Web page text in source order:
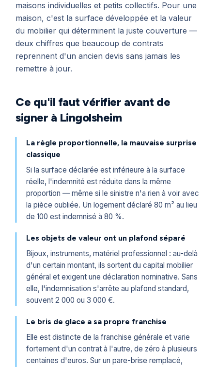
maisons individuelles et petits collectifs. Pour une
maison, c'est la surface développée et la valeur
du mobilier qui déterminent la juste couverture —
deux chiffres que beaucoup de contrats
reprennent d'un ancien devis sans jamais les
remettre à jour.
Ce qu'il faut vérifier avant de
signer à Lingolsheim
La règle proportionnelle, la mauvaise surprise
classique
Si la surface déclarée est inférieure à la surface
réelle, l'indemnité est réduite dans la même
proportion — même si le sinistre n'a rien à voir avec
la pièce oubliée. Un logement déclaré 80 m² au lieu
de 100 est indemnisé à 80 %.
Les objets de valeur ont un plafond séparé
Bijoux, instruments, matériel professionnel : au-delà
d'un certain montant, ils sortent du capital mobilier
général et exigent une déclaration nominative. Sans
elle, l'indemnisation s'arrête au plafond standard,
souvent 2 000 ou 3 000 €.
Le bris de glace a sa propre franchise
Elle est distincte de la franchise générale et varie
fortement d'un contrat à l'autre, de zéro à plusieurs
centaines d'euros. Sur un pare-brise remplacé,